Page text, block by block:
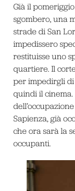
Già il
sgombero, una
strade di San
impedissero
restituisse uno
quartiere. Il
per impedirgli
quindi il cinema.
Sapienza, già
che ora sarà la
occupanti.